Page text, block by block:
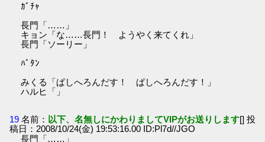
ｶﾞﾁｬ
長門「……」
キョン「な……長門！ ようやく来てくれ」
長門「ソーリー」
ﾊﾞﾀﾝ
みくる「ぱしへろんだす！ ぱしへろんだす！」
ハルヒ「」
19 名前： 以下、名無しにかわりましてVIPがお送りします[] 投
稿日：2008/10/24(金) 19:53:16.00 ID:Pl7d//JGO
長門「……」